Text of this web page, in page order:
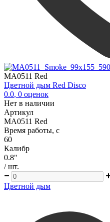
MA0511 Red
Цветной дым Red Disco
0.0, 0 оценок
Нет в наличии
Артикул
MA0511 Red
Время работы, с
60
Калибр
0.8"
/ шт.
Цветной дым